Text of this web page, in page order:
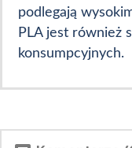
podlegają
PLA jest również
konsumpcyjnych.